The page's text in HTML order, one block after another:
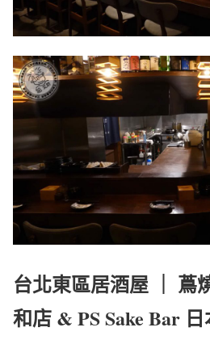
台北東區居酒屋 ｜ 蔦
和店 & PS Sake Bar